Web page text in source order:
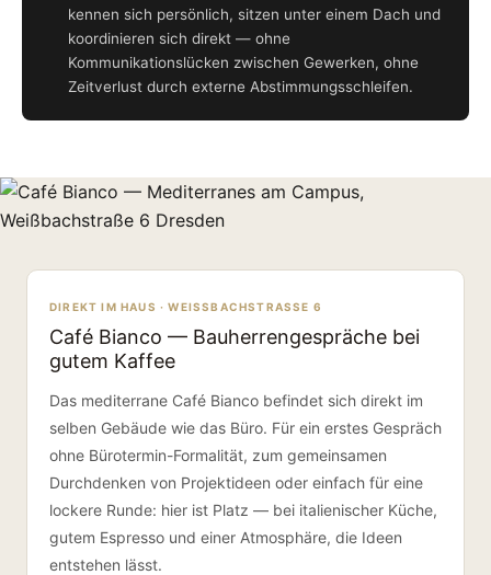
kennen sich persönlich, sitzen unter einem Dach und
koordinieren sich direkt — ohne
Kommunikationslücken zwischen Gewerken, ohne
Zeitverlust durch externe Abstimmungsschleifen.
DIREKT IM HAUS · WEISSBACHSTRASSE 6
Café Bianco — Bauherrengespräche bei
gutem Kaffee
Das mediterrane Café Bianco befindet sich direkt im
selben Gebäude wie das Büro. Für ein erstes Gespräch
ohne Bürotermin-Formalität, zum gemeinsamen
Durchdenken von Projektideen oder einfach für eine
lockere Runde: hier ist Platz — bei italienischer Küche,
gutem Espresso und einer Atmosphäre, die Ideen
entstehen lässt.